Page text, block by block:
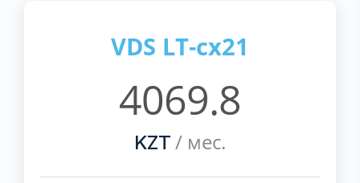
VDS LT-cx21
4069.8
KZT / мес.